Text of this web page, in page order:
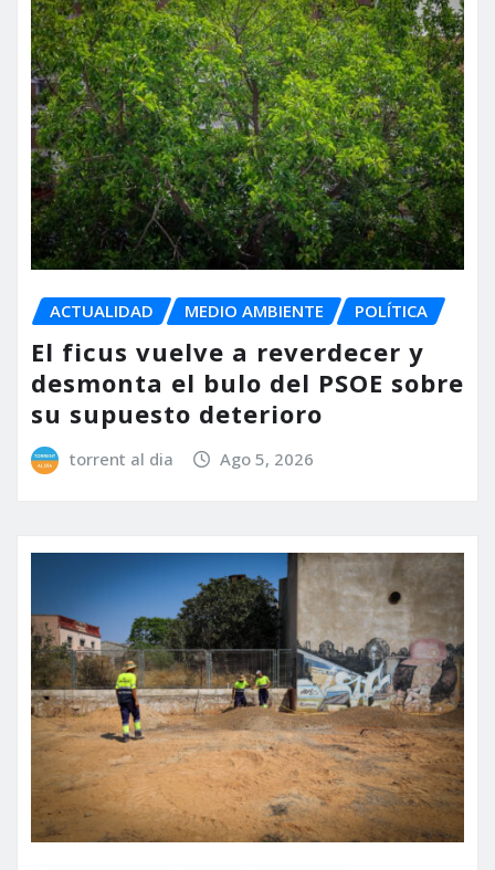
ACTUALIDAD MEDIO AMBIENTE POLÍTICA
El ficus vuelve a reverdecer y
desmonta el bulo del PSOE sobre
su supuesto deterioro
torrent al dia Ago 5, 2026